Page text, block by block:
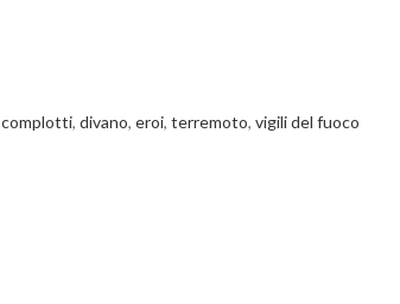
complotti, divano, eroi, terremoto, vigili del fuoco